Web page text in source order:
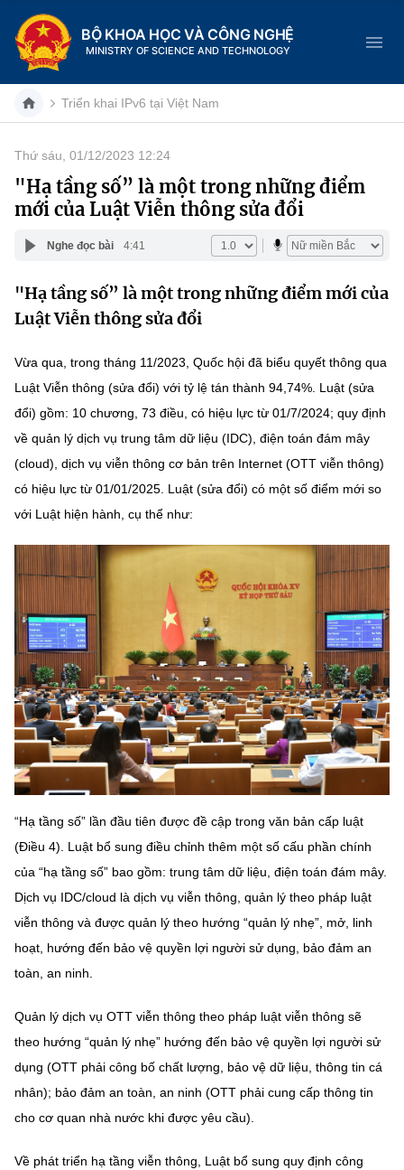
BỘ KHOA HỌC VÀ CÔNG NGHỆ
MINISTRY OF SCIENCE AND TECHNOLOGY
Danh mục
Trang chủ
Giới thiệu
Chức năng nhiệm vụ
Lịch sử phát triển
Sở Khoa học và Công nghệ
Tin tức sự kiện
Đổi mới sáng tạo
Chuyển đổi số
Bưu chính, Viễn thông
Sở hữu trí tuệ
Tiêu chuẩn, đo lường, chất lượng
Năng lượng nguyên tử
Tin tổng hợp
Tin địa phương
Hệ thống văn bản
Văn bản chỉ đạo điều hành
Lấy ý kiến người dân về dự thảo VBQPPL
MST IOFFICE
THỐNG KÊ
Khoa học và Công nghệ
Đổi mới sáng tạo
Chuyển đổi số
Bưu chính, Viễn thông
Sở hữu trí tuệ
Tiêu chuẩn, đo lường, chất lượng
Năng lượng nguyên tử
Multimedia
THƯ ĐIỆN TỬ
Khác
Videos
Infographic
Ảnh
Voice
Nhiệm vụ trọng tâm
Chọn ngôn ngữ
Vietnamese English
BỘ KHOA HỌC VÀ CÔNG NGHỆ
Cơ quan chủ quản: Bộ Khoa học và Công nghệ (MST)
Chịu trách nhiệm nội dung: Nguyễn Thị Hải Hằng
Giám đốc Trung tâm Truyền thông Khoa học và Công nghệ.
Liên hệ
Điện thoại: 024 3936 9506
Triển khai IPv6 tại Việt Nam
Thứ sáu, 01/12/2023 12:24
"Hạ tầng số” là một trong những điểm
mới của Luật Viễn thông sửa đổi
Nghe đọc bài 4:41
"Hạ tầng số” là một trong những điểm mới của
Luật Viễn thông sửa đổi
Vừa qua, trong tháng 11/2023, Quốc hội đã biểu quyết thông qua
Luật Viễn thông (sửa đổi) với tỷ lệ tán thành 94,74%. Luật (sửa
đổi) gồm: 10 chương, 73 điều, có hiệu lực từ 01/7/2024; quy định
về quản lý dịch vụ trung tâm dữ liệu (IDC), điện toán đám mây
(cloud), dịch vụ viễn thông cơ bản trên Internet (OTT viễn thông)
có hiệu lực từ 01/01/2025. Luật (sửa đổi) có một số điểm mới so
với Luật hiện hành, cụ thể như:
“Hạ tầng số” lần đầu tiên được đề cập trong văn bản cấp luật
(Điều 4). Luật bổ sung điều chỉnh thêm một số cấu phần chính
của “hạ tầng số” bao gồm: trung tâm dữ liệu, điện toán đám mây.
Dịch vụ IDC/cloud là dịch vụ viễn thông, quản lý theo pháp luật
viễn thông và được quản lý theo hướng “quản lý nhẹ”, mở, linh
hoạt, hướng đến bảo vệ quyền lợi người sử dụng, bảo đảm an
toàn, an ninh.
Quản lý dịch vụ OTT viễn thông theo pháp luật viễn thông sẽ
theo hướng “quản lý nhẹ” hướng đến bảo vệ quyền lợi người sử
dụng (OTT phải công bố chất lượng, bảo vệ dữ liệu, thông tin cá
nhân); bảo đảm an toàn, an ninh (OTT phải cung cấp thông tin
cho cơ quan nhà nước khi được yêu cầu).
Về phát triển hạ tầng viễn thông, Luật bổ sung quy định công